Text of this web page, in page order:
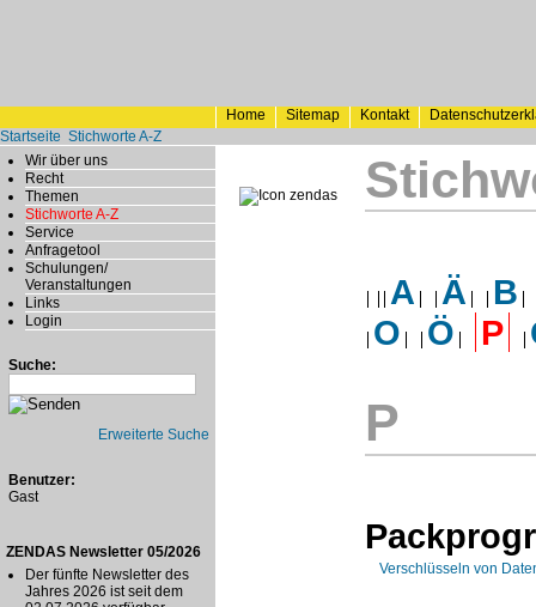
Home Sitemap Kontakt
Startseite Stichworte A-Z
Wir über uns
Recht
Themen
Stichworte A-Z
Service
Anfragetool
Schulungen/
Veranstaltungen
Links
Login
Suche:
Erweiterte Suche
Benutzer:
Gast
ZENDAS Newsletter 05/2026
Der fünfte Newsletter des
Jahres 2026 ist seit dem
A Ä
B
O
Ö P
P
Verschlüsseln von